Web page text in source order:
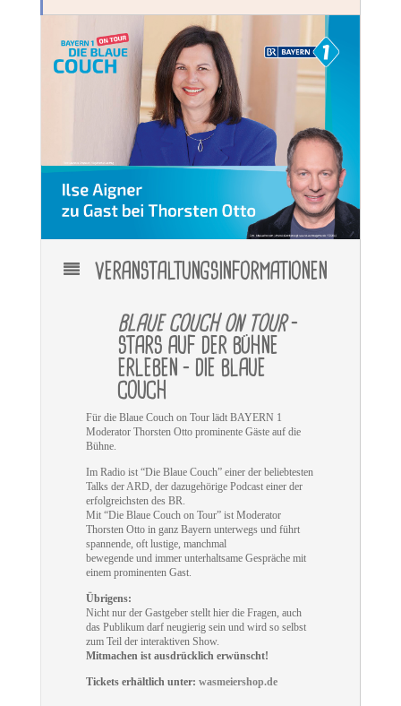
VERANSTALTUNGSINFORMATIONEN
BLAUE COUCH ON TOUR–
STARS AUF DER BÜHNE
ERLEBEN – DIE BLAUE
COUCH
Für die Blaue Couch on Tour lädt BAYERN 1
Moderator Thorsten Otto prominente Gäste auf die
Bühne.
Im Radio ist “Die Blaue Couch” einer der beliebtesten
Talks der ARD, der dazugehörige Podcast einer der
erfolgreichsten des BR.
Mit “Die Blaue Couch on Tour” ist Moderator
Thorsten Otto in ganz Bayern unterwegs und führt
spannende, oft lustige, manchmal
bewegende und immer unterhaltsame Gespräche mit
einem prominenten Gast.
Übrigens:
Nicht nur der Gastgeber stellt hier die Fragen, auch
das Publikum darf neugierig sein und wird so selbst
zum Teil der interaktiven Show.
Mitmachen ist ausdrücklich erwünscht!
Tickets erhältlich unter: wasmeiershop.de